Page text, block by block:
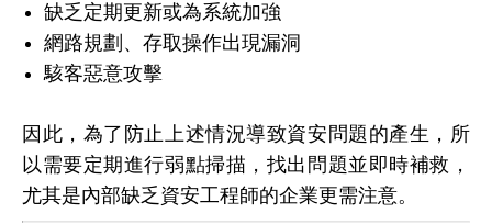
缺乏定期更新或為系統加強
網路規劃、存取操作出現漏洞
駭客惡意攻擊
因此，為了防止上述情況導致資安問題的產生，所
以需要定期進行弱點掃描，找出問題並即時補救，
尤其是內部缺乏資安工程師的企業更需注意。